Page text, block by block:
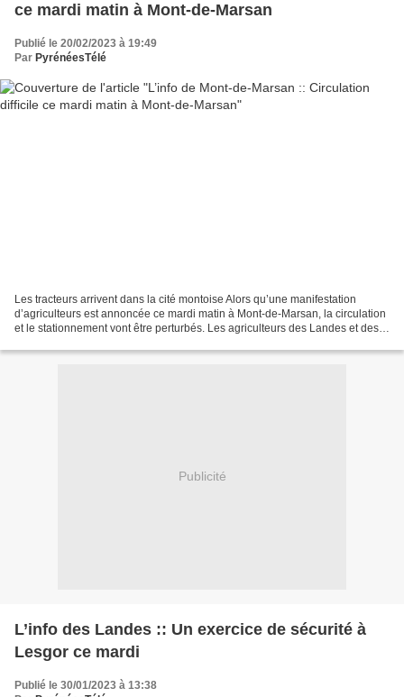
ce mardi matin à Mont-de-Marsan
Publié le 20/02/2023 à 19:49
Par PyrénéesTélé
Les tracteurs arrivent dans la cité montoise Alors qu’une manifestation
d’agriculteurs est annoncée ce mardi matin à Mont-de-Marsan, la circulation
et le stationnement vont être perturbés. Les agriculteurs des Landes et des
Publicité
L’info des Landes :: Un exercice de sécurité à
Lesgor ce mardi
Publié le 30/01/2023 à 13:38